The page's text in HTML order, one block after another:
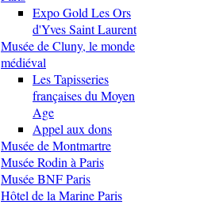
Expo Gold Les Ors
d'Yves Saint Laurent
Musée de Cluny, le monde
médiéval
Les Tapisseries
françaises du Moyen
Age
Appel aux dons
Musée de Montmartre
Musée Rodin à Paris
Musée BNF Paris
Hôtel de la Marine Paris